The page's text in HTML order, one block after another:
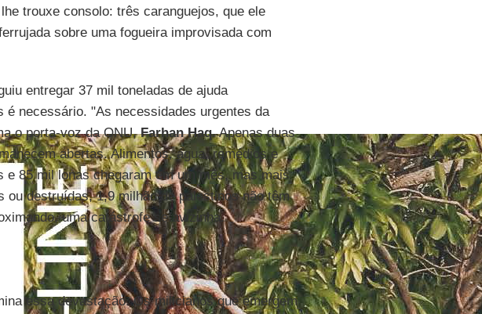
trouxe consolo: três caranguejos, que ele
sobre uma fogueira improvisada com
entregar 37 mil toneladas de ajuda
é necessário. "As necessidades urgentes da
o porta-voz da ONU,Farhan Haq. Apenas duas
abertas. Alimentos, água, remédios e
85 mil lonas chegaram em um mês, mas mais
ou destruídas, 1,9 milhão de palestinos não têm
uma catástrofe se avizinha.
essa devastação. Os milicianos que emergem